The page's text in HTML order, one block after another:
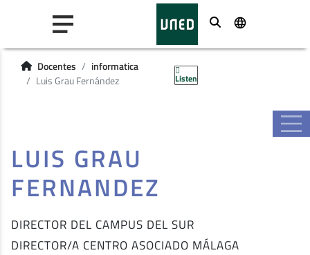
Buscar
Docentes
informatica
Luis Grau Fernández
Listen
LUIS GRAU
FERNANDEZ
DIRECTOR DEL CAMPUS DEL SUR
DIRECTOR/A CENTRO ASOCIADO MÁLAGA